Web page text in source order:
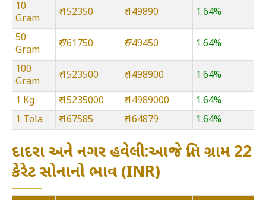
10
Gram
₹ 152350 ₹ 149890 1.64%
50
Gram
₹ 761750 ₹ 749450 1.64%
100
Gram
₹ 1523500 ₹ 1498900 1.64%
1 Kg ₹ 15235000 ₹ 14989000
1.64%
1 Tola
₹ 167585 ₹ 164879 1.64%
દાદરા અને નગર હવેલી:આજે પ્રતિ ગ્રામ 22
કેરેટ સોનાનો ભાવ (INR)